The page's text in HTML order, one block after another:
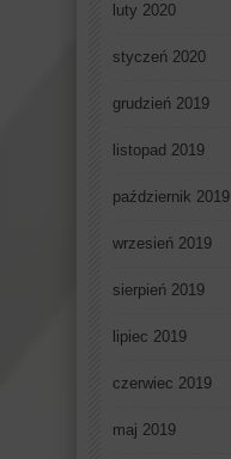
luty 2020
styczeń 2020
grudzień 2019
listopad 2019
październik 2019
wrzesień 2019
sierpień 2019
lipiec 2019
czerwiec 2019
maj 2019